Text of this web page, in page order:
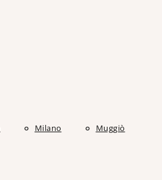
Milano Muggiò